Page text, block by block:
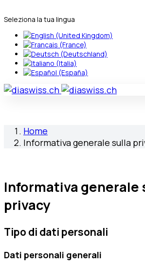
Seleziona la tua lingua
Home
Informativa generale sulla
Informativa generale
privacy
Tipo di dati personali
Dati personali generali